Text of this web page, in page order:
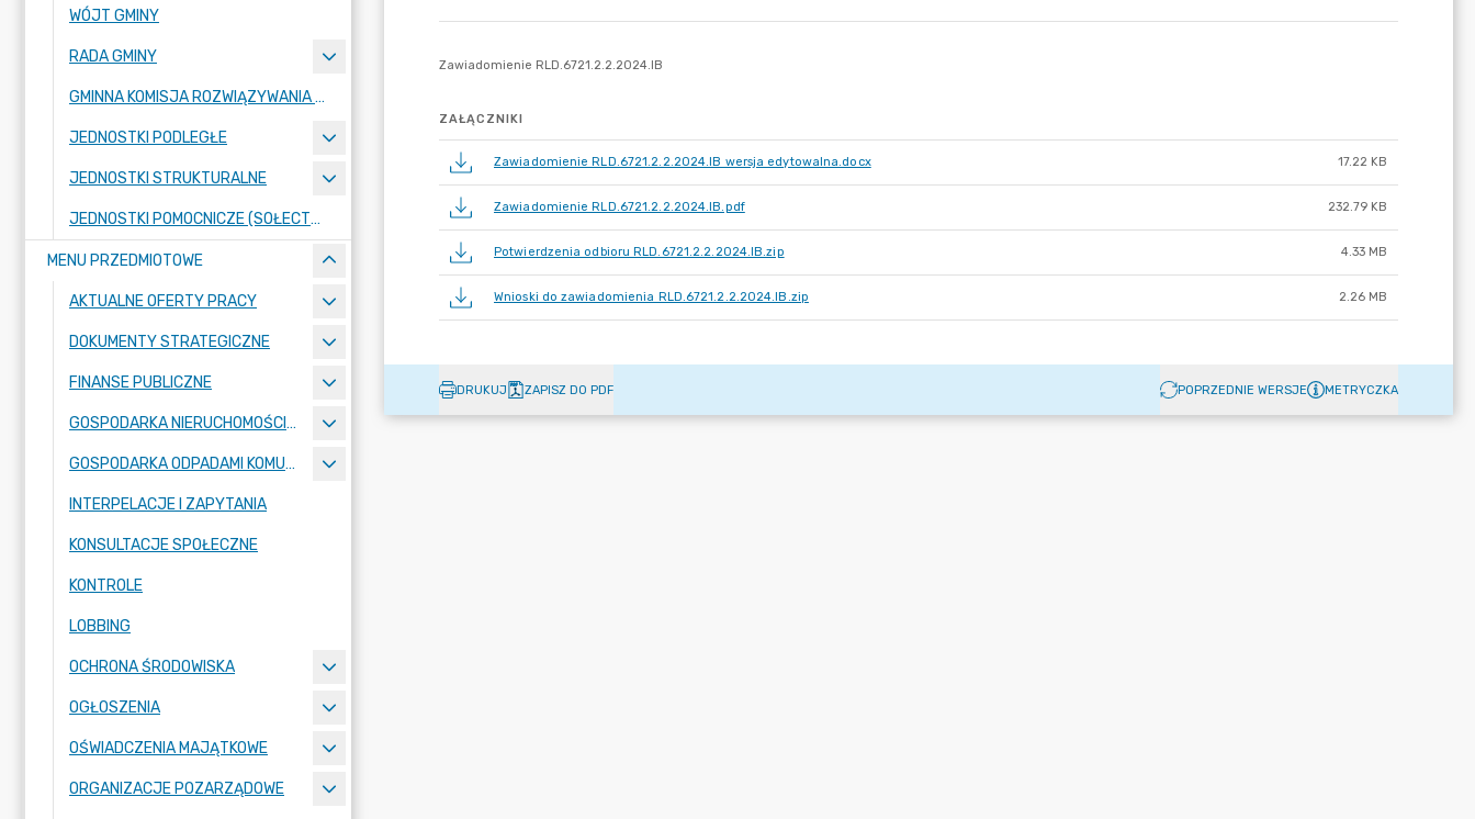
WÓJT GMINY
RADA GMINY
GMINNA KOMISJA ROZWIĄZYWANIA PROBLEMÓW ALKOHOLOWYCH
JEDNOSTKI PODLEGŁE
JEDNOSTKI STRUKTURALNE
JEDNOSTKI POMOCNICZE (SOŁECTWA)
MENU PRZEDMIOTOWE
AKTUALNE OFERTY PRACY
DOKUMENTY STRATEGICZNE
FINANSE PUBLICZNE
GOSPODARKA NIERUCHOMOŚCIAMI
GOSPODARKA ODPADAMI KOMUNALNYMI
INTERPELACJE I ZAPYTANIA
KONSULTACJE SPOŁECZNE
KONTROLE
LOBBING
OCHRONA ŚRODOWISKA
OGŁOSZENIA
OŚWIADCZENIA MAJĄTKOWE
ORGANIZACJE POZARZĄDOWE
ZAŁĄCZNIKI
Zawiadomienie RLD.6721.2.2.2024.IB wersja edytowalna.docx 17.22 KB
Zawiadomienie RLD.6721.2.2.2024.IB.pdf 232.79 KB
Potwierdzenia odbioru RLD.6721.2.2.2024.IB.zip 4.33 MB
Wnioski do zawiadomienia RLD.6721.2.2.2024.IB.zip 2.26 MB
DRUKUJ ZAPISZ DO PDF POPRZEDNIE WERSJE METRYCZKA